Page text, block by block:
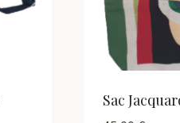
Sac